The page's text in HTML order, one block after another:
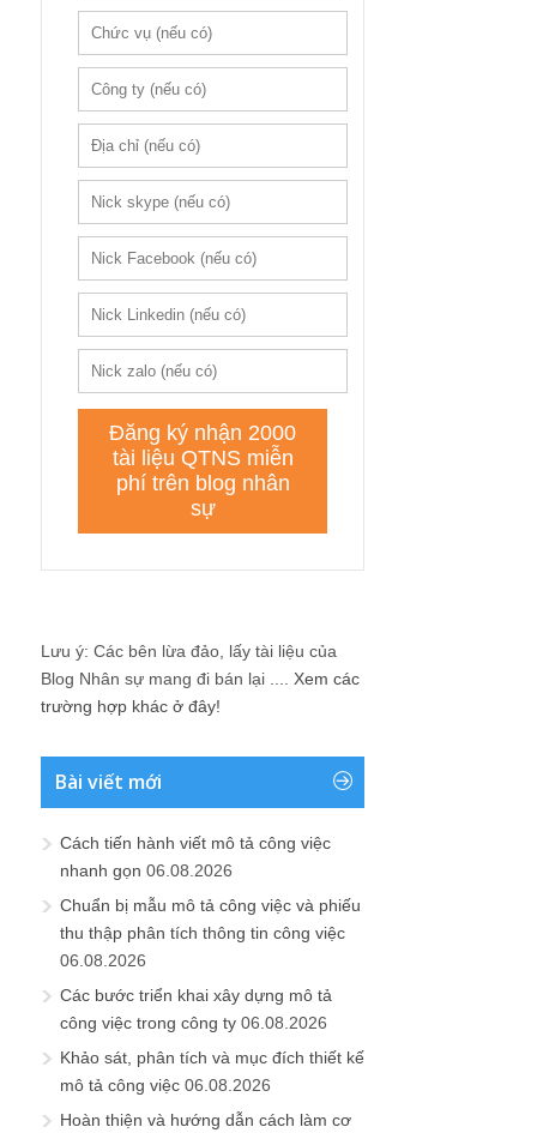
Lưu ý: Các bên lừa đảo, lấy tài liệu của
Blog Nhân sự mang đi bán lại .... Xem các
trường hợp khác ở đây!
Bài viết mới
Cách tiến hành viết mô tả công việc
nhanh gọn 06.08.2026
Chuẩn bị mẫu mô tả công việc và phiếu
thu thập phân tích thông tin công việc
06.08.2026
Các bước triển khai xây dựng mô tả
công việc trong công ty 06.08.2026
Khảo sát, phân tích và mục đích thiết kế
mô tả công việc 06.08.2026
Hoàn thiện và hướng dẫn cách làm cơ